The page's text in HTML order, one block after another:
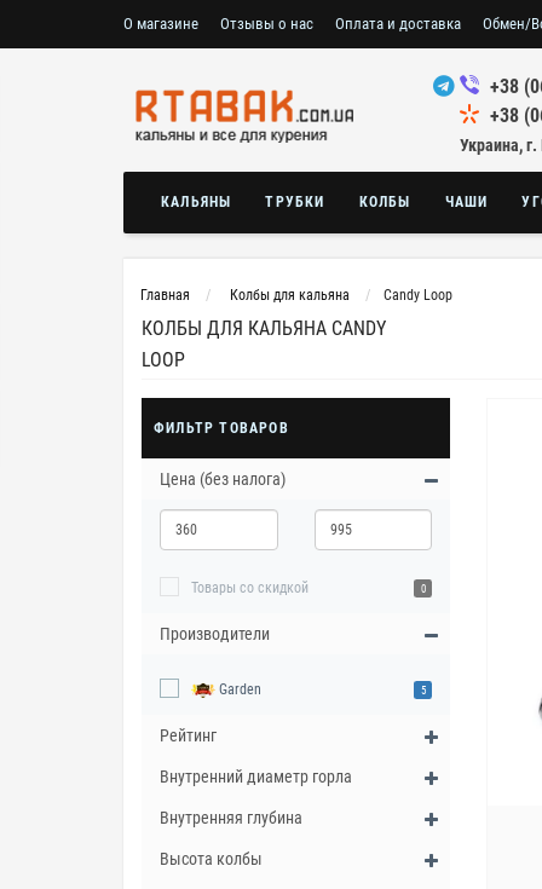
О магазине Отзывы о нас Оплата и доставка Обмен/
+38
+38
Украина,
КАЛЬЯНЫ ТРУБКИ КОЛБЫ ЧАШИ
Главная Колбы для кальяна Candy Loop
КОЛБЫ ДЛЯ КАЛЬЯНА CANDY
LOOP
ФИЛЬТР ТОВАРОВ
Цена (без налога)
Товары со скидкой 0
Производители
Garden 5
Рейтинг
Внутренний диаметр горла
Внутренняя глубина
Высота колбы